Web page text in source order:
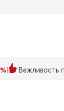
Вежливость